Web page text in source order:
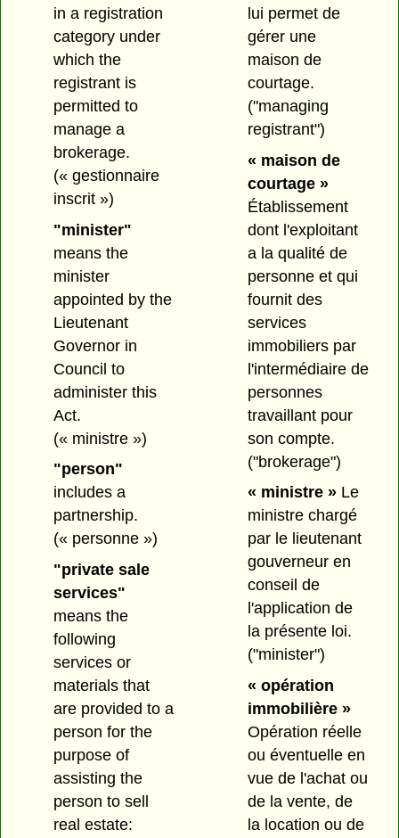
in a registration
category under
which the
registrant is
permitted to
manage a
brokerage.
(« gestionnaire
inscrit »)
"minister"
means the
minister
appointed by the
Lieutenant
Governor in
Council to
administer this
Act.
(« ministre »)
"person"
includes a
partnership.
(« personne »)
"private sale
services"
means the
following
services or
materials that
are provided to a
person for the
purpose of
assisting the
person to sell
real estate:
lui permet de
gérer une
maison de
courtage.
("managing
registrant")
« maison de
courtage »
Établissement
dont l'exploitant
a la qualité de
personne et qui
fournit des
services
immobiliers par
l'intermédiaire de
personnes
travaillant pour
son compte.
("brokerage")
« ministre »Le
ministre chargé
par le lieutenant
gouverneur en
conseil de
l'application de
la présente loi.
("minister")
« opération
immobilière »
Opération réelle
ou éventuelle en
vue de l'achat ou
de la vente, de
la location ou de